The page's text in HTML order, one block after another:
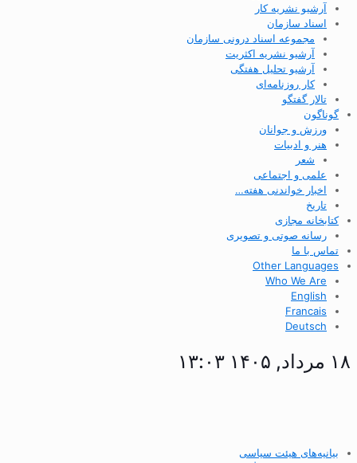
آرشیو نشریه کار
اسناد سازمان
مجموعه اسناد درونی سازمان
آرشیو نشریه اکثریت
آرشیو تحلیل هفتگی
کار روزنامه‌ای
تالار گفتگو
گوناگون
ورزش و جوانان
هنر و ادبیات
شعر
علمی و اجتماعی
اخبار خواندنی هفته…
تاریخ
کتابخانه مجازی
رسانه صوتی و تصویری
تماس با ما
Other Languages
Who We Are
English
Francais
Deutsch
۱۸ مرداد, ۱۴۰۵ ۱۳:۰۳
بیانیه‌های هیئت سیاسی